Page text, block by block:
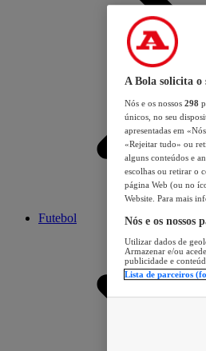
Futebol
A Bola solicita o
Nós e os nossos 298
únicos, no seu
apresentadas em
«Rejeitar tudo» ou
alguns conteúdos e
escolhas ou retirar o
página Web (ou no
Website. Para mais
Nós e os nossos
Utilizar dados de
Armazenar e/ou
publicidade e
Lista de parceiros